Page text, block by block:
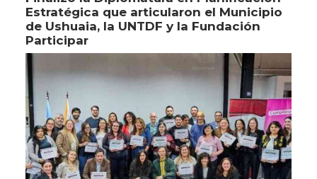
Estratégica que articularon el Municipio
de Ushuaia, la UNTDF y la Fundación
Participar